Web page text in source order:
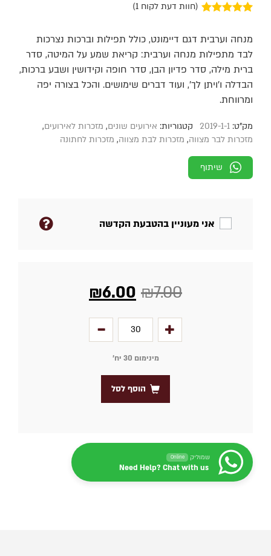
עלדירוגים של
לקוחות
(חוות דעת לקוח1
)
מנחה וערבית דגם דיימונט, כולל תפילות וברכות נצרכות
לבד מתפילות מנחה וערבית: קריאת שמע על המיטה, סדר
ברית מילה, סדר פדיון הבן, סדר חופה וקידושין ושבע ברכות,
הבדלה ו’ויתן לך’, ועוד דברים שימושים. והכל בצורה יפה
ומרווחת.
מק"ט: 2019-1-1 קטגוריות: אירועים שונים, מזכרות לאירועים,
מזכרות לבר מצווה, מזכרות לבת מצווה, מזכרות לחתונה
שיתוף
אני מעוניין בהטבעת הקדשה
₪7.00
₪6.00
מינימום 30 יח׳
הוסף לסל
שמוליק Online
Need Help? Chat with us